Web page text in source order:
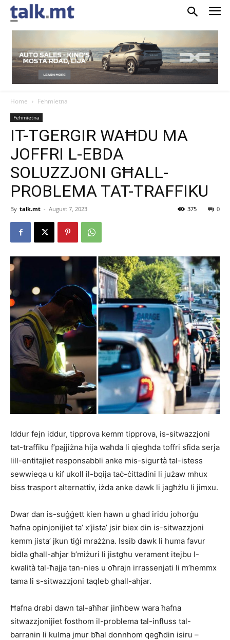
Home Fehmietna
Fehmietna
IT-TGERGIR WAĦDU MA
JOFFRI L-EBDA
SOLUZZJONI GĦALL-
PROBLEMA TAT-TRAFFIKU
By talk.mt - August 7, 2023 0
375
Iddur fejn iddur, tipprova kemm tipprova, is-sitwazzjoni
tat-traffiku f’pajjiżna hija waħda li qiegħda toffri sfida serja
lill-entitajiet responsabbli anke mis-sigurtà tal-istess
sewwieqa u kif ukoll il-bqija taċ-ċittadini li jużaw mhux
biss trasport alternattiv, iżda anke dawk li jagħżlu li jimxu.
Dwar dan is-suġġett kien hawn u għad iridu joħorġu
ħafna opinjonijiet ta’ x’jista’ jsir biex din is-sitwazzjoni
kemm jista’ jkun tiġi mrażżna. Issib dawk li huma favur
bidla għall-aħjar b’miżuri li jistgħu verament itejbu l-
kwalità tal-ħajja tan-nies u oħrajn irrassenjati li m’hemmx
tama li s-sitwazzjoni taqleb għall-aħjar.
Ħafna drabi dawn tal-aħħar jinħbew wara ħafna
sitwazzjonijiet fosthom il-problema tal-influss tal-
barranin li kulma jmur bħal donnhom qegħdin isiru –